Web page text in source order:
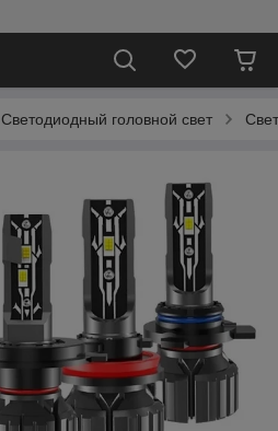
Светодиодный головной свет